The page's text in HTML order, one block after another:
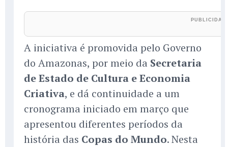
A iniciativa é promovida pelo Governo
do Amazonas, por meio da Secretaria
de Estado de Cultura e Economia
Criativa, e dá continuidade a um
cronograma iniciado em março que
apresentou diferentes períodos da
história das Copas do Mundo. Nesta